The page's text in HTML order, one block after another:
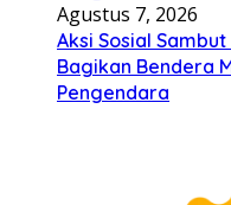
Agustus 7, 2026
Aksi Sosial Sambut
Bagikan Bendera
Pengendara